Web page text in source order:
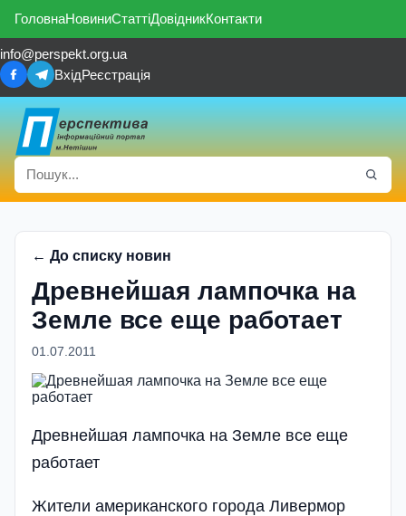
ГоловнаНовиниСтаттіДовідникКонтакти
info@perspekt.org.ua
ВхідРеєстрація
← До списку новин
Древнейшая лампочка на
Земле все еще работает
01.07.2011
Древнейшая лампочка на Земле все еще
работает
Жители американского города Ливермор